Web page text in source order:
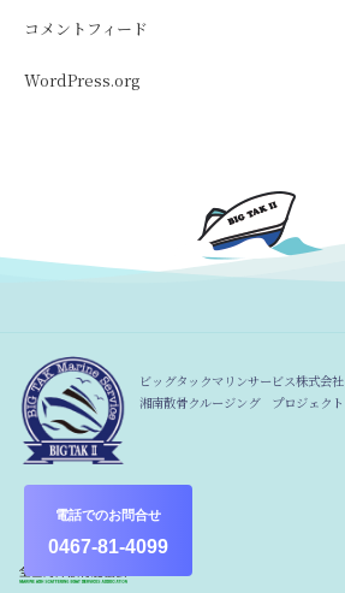
電話でのお問合せ
0467-81-4099
コメントフィード
WordPress.org
ビッグタックマリンサービス株式会社
湘南散骨クルージング プロジェクト